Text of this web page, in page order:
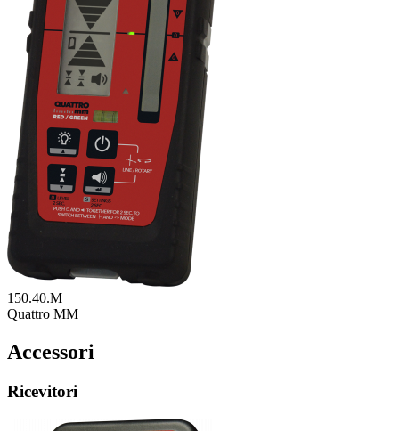
150.40.M
Quattro MM
Accessori
Ricevitori